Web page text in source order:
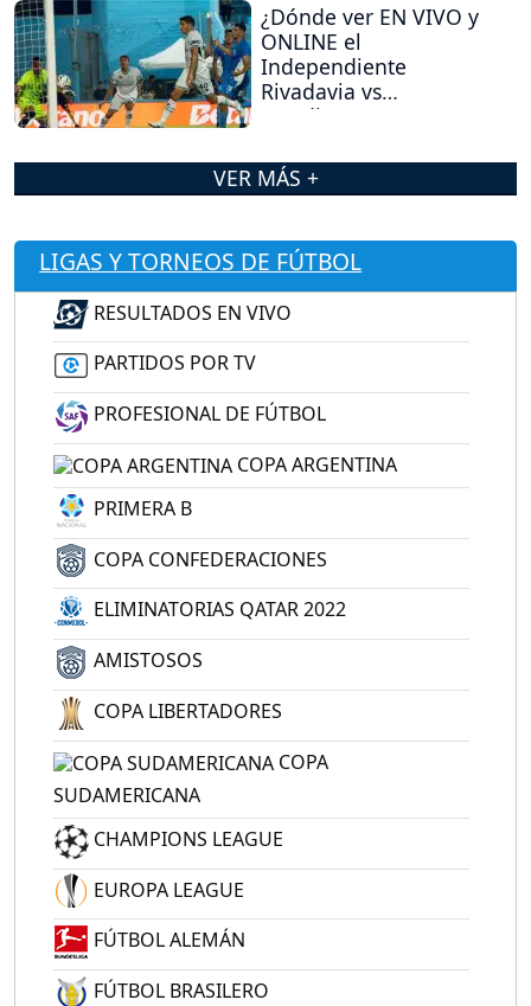
¿Dónde ver EN VIVO y
ONLINE el
Independiente
Rivadavia vs
Estudiantes (RC)?
VER MÁS +
LIGAS Y TORNEOS DE FÚTBOL
RESULTADOS EN VIVO
PARTIDOS POR TV
PROFESIONAL DE FÚTBOL
COPA ARGENTINA
PRIMERA B
COPA CONFEDERACIONES
ELIMINATORIAS QATAR 2022
AMISTOSOS
COPA LIBERTADORES
COPA
SUDAMERICANA
CHAMPIONS LEAGUE
EUROPA LEAGUE
FÚTBOL ALEMÁN
FÚTBOL BRASILERO